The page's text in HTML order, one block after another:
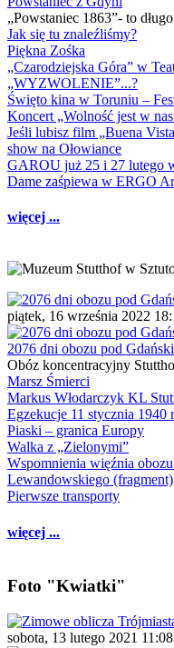
„Powstaniec 1863”- to
Jak się tu znaleźliśmy?
Piękna Zośka
„Czarodziejska Góra” w
„WYZWOLENIE”...?
Święto kina w Toruniu –
Koncert „Wolność jest w
Jeśli lubisz film „Buena
show na Ołowiance
GAROU już 25 i 27 lutego
Dame zaśpiewa w ERGO
więcej ...
piątek, 16 września 2022
2076 dni obozu pod
Obóz koncentracyjny
Marsz Śmierci
Markus Włodarczyk KL
Egzekucje 11 stycznia 1940
Piaski – granica Europy
Walka z „Zielonymi”
Wspomnienia więźnia
Lewandowskiego (fragment)
Pierwsze transporty
więcej ...
Foto "Kwiatki"
sobota, 13 lutego 2021 11:08